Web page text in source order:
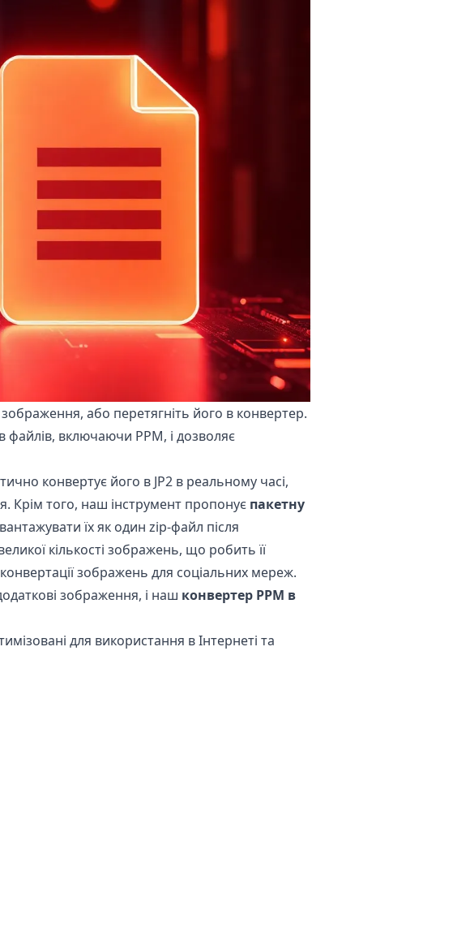
або перетягніть його в конвертер.
файлів, включаючи PPM, і дозволяє
конвертує його в JP2 в реальному часі,
Крім того, наш інструмент пропонує пакетну
їх як один zip-файл після
кількості зображень, що робить її
зображень для соціальних мереж.
зображення, і наш конвертер PPM в
для використання в Інтернеті та